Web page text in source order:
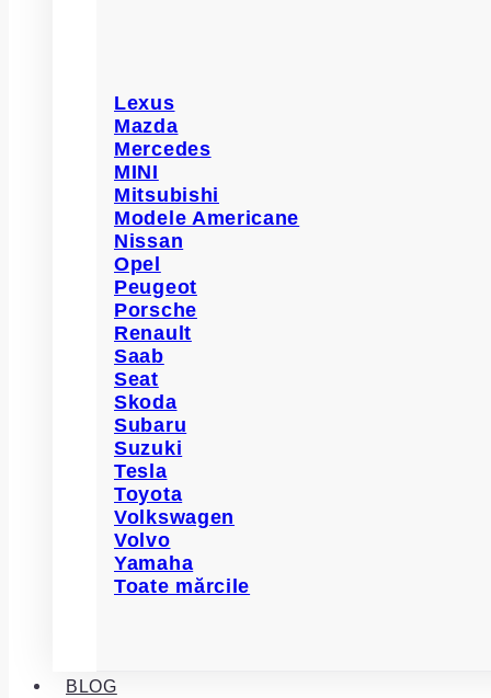
Lexus
Mazda
Mercedes
MINI
Mitsubishi
Modele Americane
Nissan
Opel
Peugeot
Porsche
Renault
Saab
Seat
Skoda
Subaru
Suzuki
Tesla
Toyota
Volkswagen
Volvo
Yamaha
Toate mărcile
BLOG